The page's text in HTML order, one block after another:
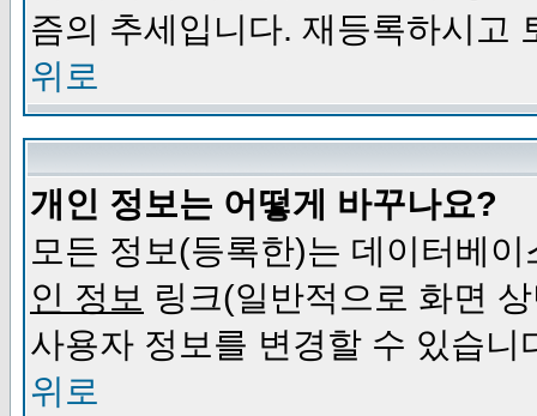
즘의 추세입니다. 재등록하시고
위로
개인 정보는 어떻게 바꾸나요?
모든 정보(등록한)는 데이터베
인 정보 링크(일반적으로 화면
사용자 정보를 변경할 수 있습니
위로